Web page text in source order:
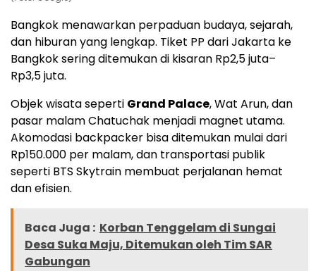
Bangkok menawarkan perpaduan budaya, sejarah,
dan hiburan yang lengkap. Tiket PP dari Jakarta ke
Bangkok sering ditemukan di kisaran Rp2,5 juta–
Rp3,5 juta.
Objek wisata seperti Grand Palace, Wat Arun, dan
pasar malam Chatuchak menjadi magnet utama.
Akomodasi backpacker bisa ditemukan mulai dari
Rp150.000 per malam, dan transportasi publik
seperti BTS Skytrain membuat perjalanan hemat
dan efisien.
Baca Juga : Korban Tenggelam di Sungai
Desa Suka Maju, Ditemukan oleh Tim SAR
Gabungan